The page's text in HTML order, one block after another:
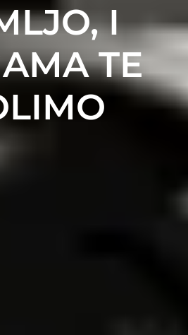
I
TE